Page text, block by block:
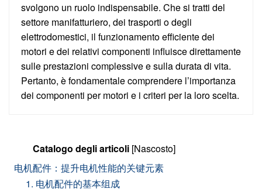
svolgono un ruolo indispensabile. Che si tratti del
settore manifatturiero, dei trasporti o degli
elettrodomestici, il funzionamento efficiente dei
motori e dei relativi componenti influisce direttamente
sulle prestazioni complessive e sulla durata di vita.
Pertanto, è fondamentale comprendere l’importanza
dei componenti per motori e i criteri per la loro scelta.
Catalogo degli articoli [Nascosto]
电机配件：提升电机性能的关键元素
1. 电机配件的基本组成